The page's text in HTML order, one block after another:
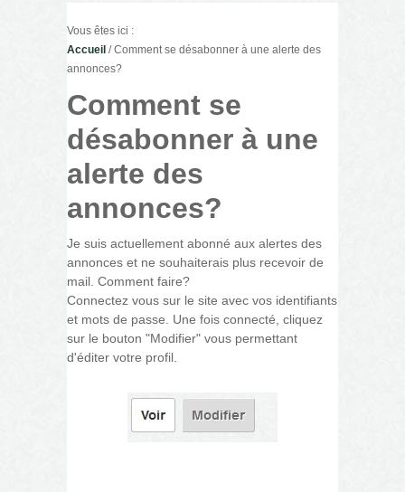
Vous êtes ici :
Accueil / Comment se désabonner à une alerte des
annonces?
Comment se
désabonner à une
alerte des
annonces?
Je suis actuellement abonné aux alertes des
annonces et ne souhaiterais plus recevoir de
mail. Comment faire?
Connectez vous sur le site avec vos identifiants
et mots de passe. Une fois connecté, cliquez
sur le bouton "Modifier" vous permettant
d'éditer votre profil.
bouton_modifier.jpg